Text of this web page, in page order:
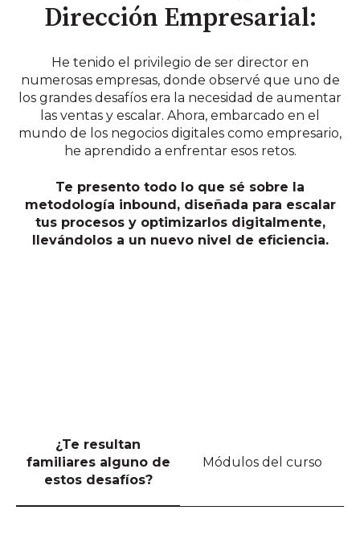
Dirección Empresarial:
He tenido el privilegio de ser director en
numerosas empresas, donde observé que uno de
los grandes desafíos era la necesidad de aumentar
las ventas y escalar. Ahora, embarcado en el
mundo de los negocios digitales como empresario,
he aprendido a enfrentar esos retos.
Te presento todo lo que sé sobre la
metodología inbound, diseñada para escalar
tus procesos y optimizarlos digitalmente,
llevándolos a un nuevo nivel de eficiencia.
¿Te resultan
familiares alguno de
estos desafíos?
Módulos del curso